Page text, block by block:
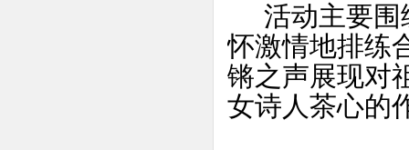
活动主要围
怀激情地排练
锵之声展现对
女诗人茶心的